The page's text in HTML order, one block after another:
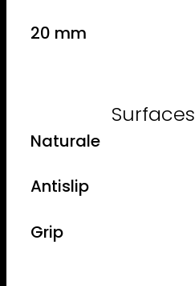
20 mm
Surfaces
Naturale
Antislip
Grip